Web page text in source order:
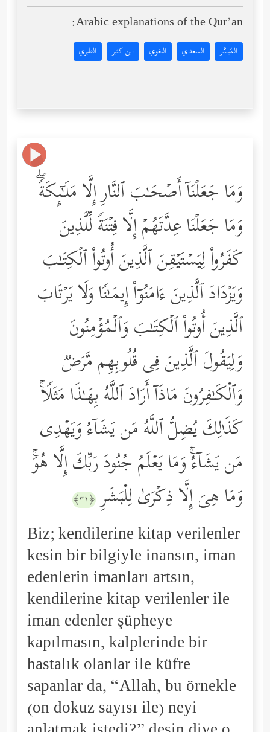
Arabic explanations of the Qur’an:
المُيسَّر السعدي البغوي ابن كثير الطبري
وَمَا جَعَلۡنَاۤ أَصۡحَـٰبَ ٱلنَّارِ إِلَّا مَلَـٰۤىِٕكَةࣰۖ
وَمَا جَعَلۡنَا عِدَّتَهُمۡ إِلَّا فِتۡنَةࣰ لِّلَّذِینَ
كَفَرُواْ لِیَسۡتَیۡقِنَ ٱلَّذِینَ أُوتُواْ ٱلۡكِتَـٰبَ
وَیَزۡدَادَ ٱلَّذِینَ ءَامَنُوۤاْ إِیمَـٰنࣰا وَلَا یَرۡتَابَ
ٱلَّذِینَ أُوتُواْ ٱلۡكِتَـٰبَ وَٱلۡمُؤۡمِنُونَ
وَلِیَقُولَ ٱلَّذِینَ فِی قُلُوبِهِم مَّرَضࣱ
وَٱلۡكَـٰفِرُونَ مَاذَاۤ أَرَادَ ٱللَّهُ بِهَـٰذَا مَثَلࣰاۚ
كَذَ ٰ⁠لِكَ یُضِلُّ ٱللَّهُ مَن یَشَاۤءُ وَیَهۡدِی
مَن یَشَاۤءُۚ وَمَا یَعۡلَمُ جُنُودَ رَبِّكَ إِلَّا هُوَۚ
وَمَا هِیَ إِلَّا ذِكۡرَىٰ لِلۡبَشَرِ ﴿٣١﴾
Biz; kendilerine kitap verilenler
kesin bir bilgiyle inansın, iman
edenlerin imanları artsın,
kendilerine kitap verilenler ile
iman edenler şüpheye
kapılmasın, kalplerinde bir
hastalık olanlar ile küfre
sapanlar da, “Allah, bu örnekle
(on dokuz sayısı ile) neyi